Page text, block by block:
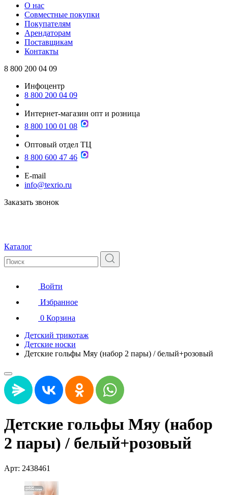
О нас
Совместные покупки
Покупателям
Арендаторам
Поставщикам
Контакты
8 800 200 04 09
Инфоцентр
8 800 200 04 09
Интернет-магазин опт и розница
8 800 100 01 08
Оптовый отдел ТЦ
8 800 600 47 46
E-mail
info@texrio.ru
Заказать звонок
Каталог
Войти
Избранное
0 Корзина
Детский трикотаж
Детские носки
Детские гольфы Мяу (набор 2 пары) / белый+розовый
Детские гольфы Мяу (набор
2 пары) / белый+розовый
Арт: 2438461